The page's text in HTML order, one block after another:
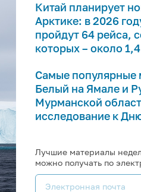
Китай планирует
Арктике: в 2026
пройдут 64 рейса,
которых – около
Самые популярные
Белый на Ямале и
Мурманской
исследование к
Лучшие материалы
можно получать по